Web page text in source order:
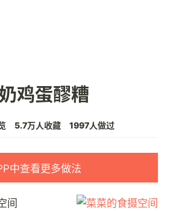
鸡蛋醪糟
5.7万人收藏 1997人做过
中查看更多做法
间